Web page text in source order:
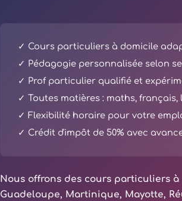
✓ Cours particuliers à domicile
✓ Pédagogie personnalisée selon
✓ Prof particulier qualifié et
✓ Toutes matières : maths, français,
✓ Flexibilité horaire pour votre
✓ Crédit d'impôt de 50% avec
Nous offrons des cours particuliers
Guadeloupe, Martinique, Mayotte,